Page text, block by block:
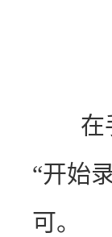
在手
“开始
可。